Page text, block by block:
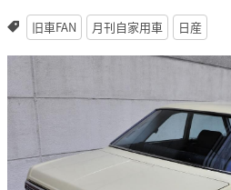
旧車FAN 月刊自家用車 日産